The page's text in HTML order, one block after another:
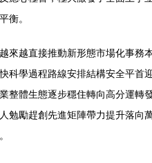
衡。
來越直接推動新形態市場化事務
科學過程路線安排結構安全平
整體生態逐步穩住轉向高分運
勉勵趕創先進矩陣帶力提升落